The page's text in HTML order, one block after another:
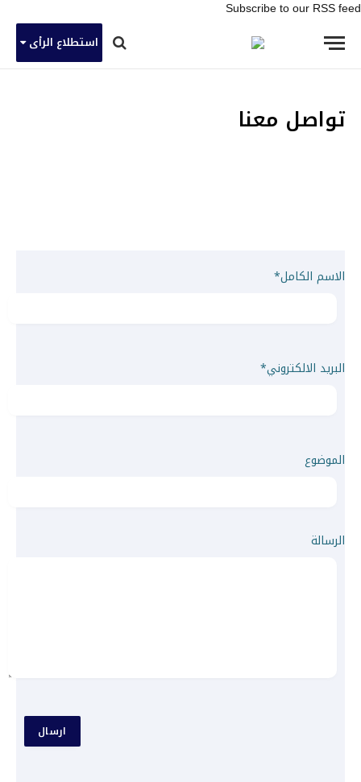
Subscribe to our RSS feed
استطلاع الرأى
تواصل معنا
الاسم الكامل*
البريد الالكتروني*
الموضوع
الرسالة